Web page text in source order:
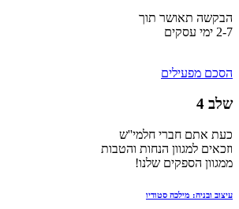
הבקשה תאושר תוך
2-7 ימי עסקים
הסכם מפעילים
שלב 4
כעת אתם חברי חלמי''ש
וזכאים למגוון הנחות והטבות
ממגוון הספקים שלנו!
עיצוב ובניה: מילכה סטודיו